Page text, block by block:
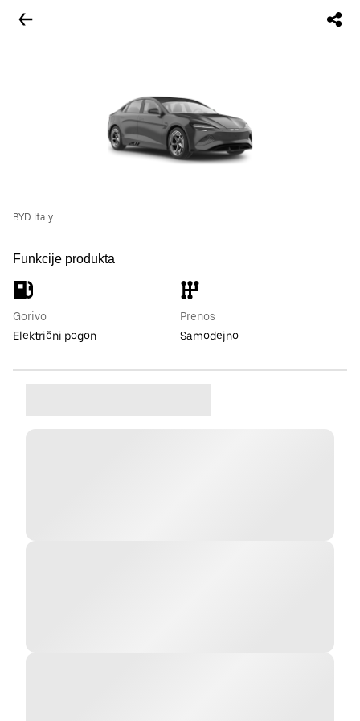
BYD Italy
Funkcije produkta
Gorivo
Električni pogon
Prenos
Samodejno